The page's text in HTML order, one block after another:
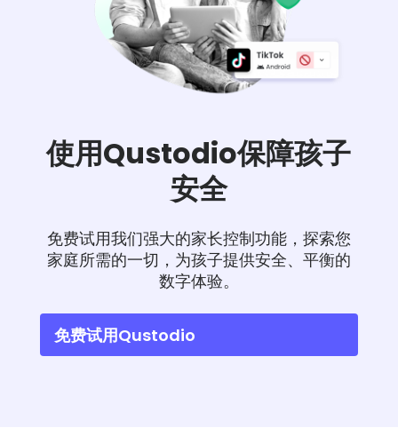
使用Qustodio保障孩子
安全
免费试用我们强大的家长控制功能，探索您
家庭所需的一切，为孩子提供安全、平衡的
数字体验。
免费试用Qustodio